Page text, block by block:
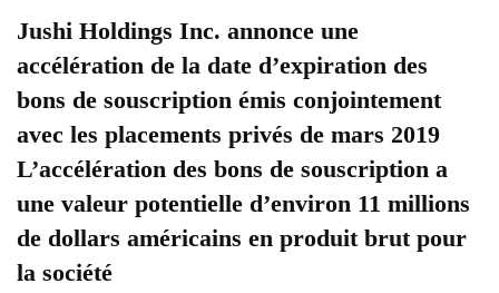
Jushi Holdings Inc. annonce une
accélération de la date d’expiration des
bons de souscription émis conjointement
avec les placements privés de mars 2019
L’accélération des bons de souscription a
une valeur potentielle d’environ 11 millions
de dollars américains en produit brut pour
la société